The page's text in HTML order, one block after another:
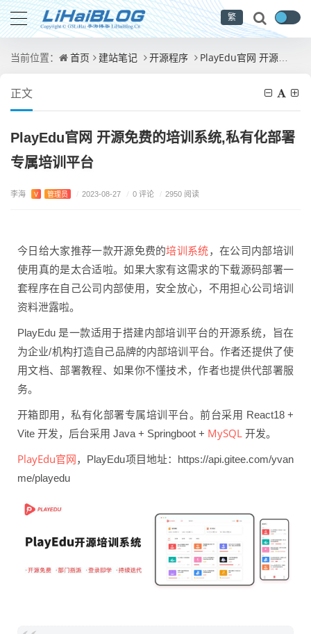
繁
当前位置： 首页 建站笔记 开源程序 PlayEdu官网 开源免费的培训系统,私有化部署专属培训平台
正文
PlayEdu官网 开源免费的培训系统,私有化部署
专属培训平台
李海 V 管理员 / 2023-08-27 / 0 评论 / 2950 阅读
今日给大家推荐一款开源免费的培训系统，在公司内部培训
使用真的是太合适啦。如果大家有这需求的下载源码部署一
套程序在自己公司内部使用，安全放心，不用担心公司培训
资料泄露啦。
PlayEdu 是一款适用于搭建内部培训平台的开源系统，旨在
为企业/机构打造自己品牌的内部培训平台。作者还提供了使
用文档、部署教程、如果你不懂技术，作者也提供代部署服
务。
开箱即用，私有化部署专属培训平台。前台采用 React18 +
Vite 开发，后台采用 Java + Springboot + MySQL 开发。
PlayEdu官网，PlayEdu项目地址：https://api.gitee.com/yvan
me/playedu